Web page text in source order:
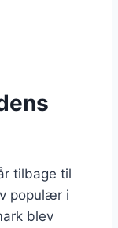
tilbage til
populær i
blev